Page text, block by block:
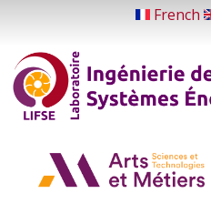
contenu
principal
French